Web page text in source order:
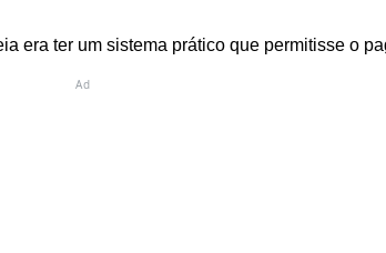
era ter um sistema prático que permitisse o
Ad